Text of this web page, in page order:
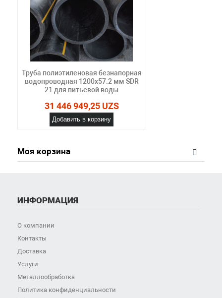
Труба полиэтиленовая безнапорная
водопроводная 1200х57.2 мм SDR
21 для питьевой воды
31 446 949,25 UZS
Добавить в корзину
Моя корзина
ИНФОРМАЦИЯ
О компании
Контакты
Доставка
Услуги
Металлообработка
Политика конфиденциальности